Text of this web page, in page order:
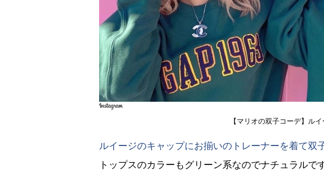
【マリオの双子コーデ】ル
ルイージのキャップにお揃いのトレーナーを着て双
トップスのカラーもグリーン系なのでナチュラルで